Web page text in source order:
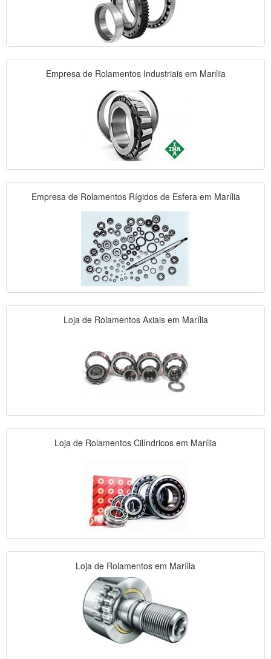
Empresa de Rolamentos Industriais em Marília
Empresa de Rolamentos Rígidos de Esfera em Marília
Loja de Rolamentos Axiais em Marília
Loja de Rolamentos Cilíndricos em Marília
Loja de Rolamentos em Marília